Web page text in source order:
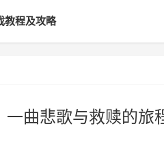
教程及攻略
曲悲歌与救赎的旅